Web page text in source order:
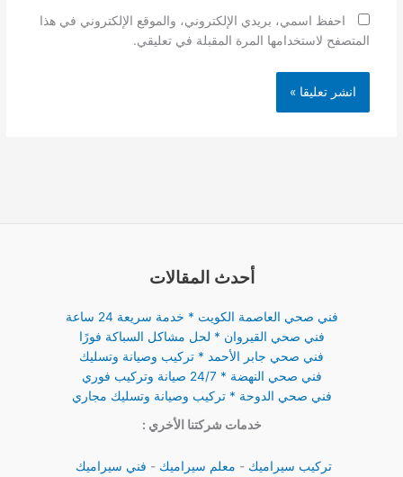
احفظ اسمي، بريدي الإلكتروني، والموقع الإلكتروني في هذا
المتصفح لاستخدامها المرة المقبلة في تعليقي.
أحدث المقالات
فني صحي العاصمة الكويت * خدمة سريعة 24 ساعة
فني صحي القيروان * لحل مشاكل السباكة فورًا
فني صحي جابر الأحمد * تركيب وصيانة وتسليك
فني صحي النهضة * 24/7 صيانة وتركيب فوري
فني صحي الدوحة * تركيب وصيانة وتسليك مجاري
خدمات شركتنا الأخري :
تركيب سيراميك - معلم سيراميك - فني سيراميك